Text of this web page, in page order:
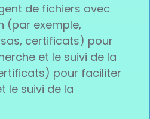
de fichiers avec
(par exemple,
certificats) pour
et le suivi de la
pour faciliter
le suivi de la